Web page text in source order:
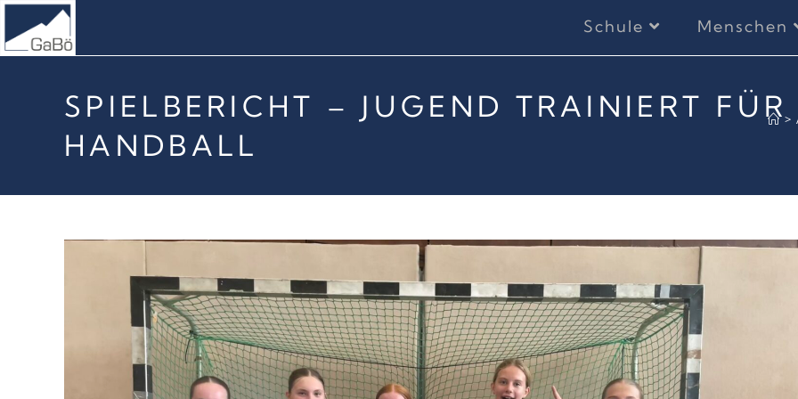
Schule Menschen
SPIELBERICHT – JUGEND TRAINIERT
HANDBALL
>